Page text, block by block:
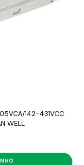
142-431VCC
WELL